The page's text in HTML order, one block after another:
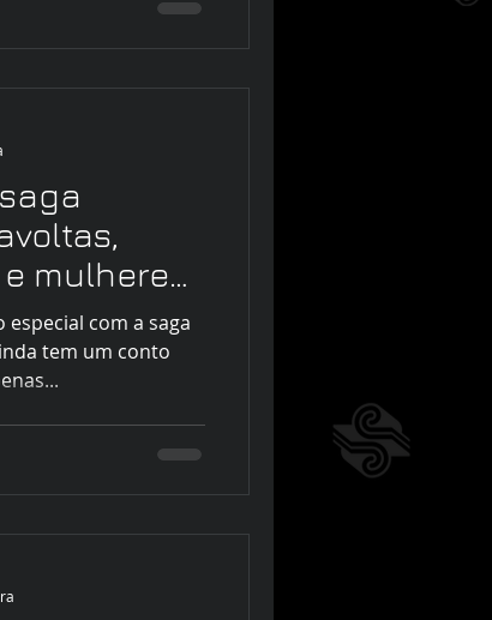
mulheres
especial com a saga
tem um conto